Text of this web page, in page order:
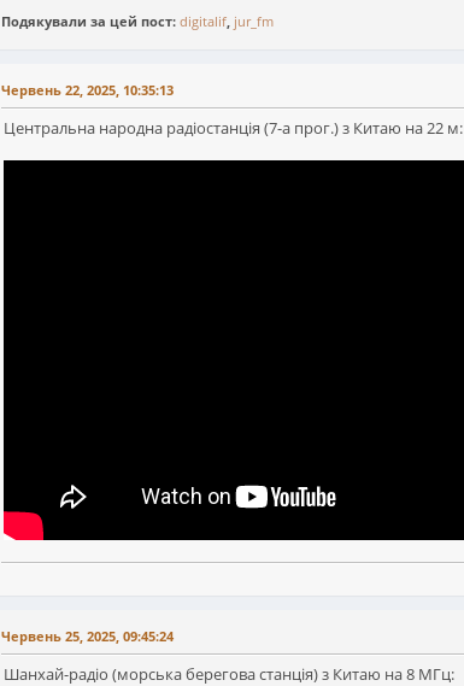
Подякували за цей пост: digitalif jur_fm
Червень 22, 2025, 10:35:13
Центральна народна радіостанція (7-а прог.) з Китаю на 22 м:
Червень 25, 2025, 09:45:24
Шанхай-радіо (морська берегова станція) з Китаю на 8 МГц: